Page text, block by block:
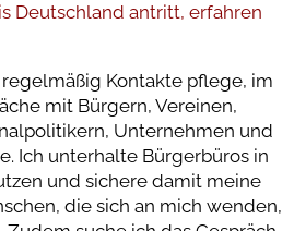
Deutschland antritt, erfahren
Kontakte pflege, im
mit Bürgern, Vereinen,
Unternehmen und
Ich unterhalte Bürgerbüros in
und sichere damit meine
die sich an mich wenden,